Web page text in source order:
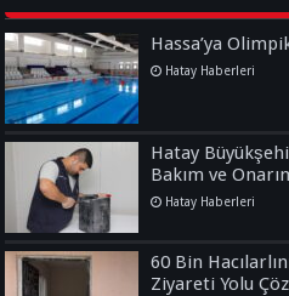
Hassa’ya
Hatay Haberleri
Hatay
Bakım ve
Hatay Haberleri
60 Bin
Ziyareti Yolu